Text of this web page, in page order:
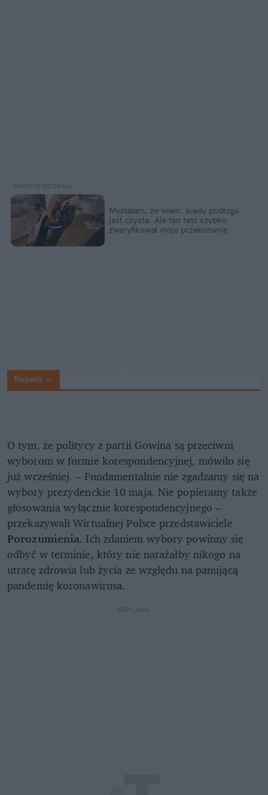
Myślałam, że wiem, kiedy podłoga
jest czysta. Ale ten test szybko
zweryfikował moje przekonanie
Rozwiń
O tym, że politycy z partii Gowina są przeciwni
wyborom w formie korespondencyjnej, mówiło się
już wcześniej. – Fundamentalnie nie zgadzamy się na
wybory prezydenckie 10 maja. Nie popieramy także
głosowania wyłącznie korespondencyjnego –
przekazywali Wirtualnej Polsce przedstawiciele
Porozumienia. Ich zdaniem wybory powinny się
odbyć w terminie, który nie narażałby nikogo na
utratę zdrowia lub życia ze względu na panującą
pandemię koronawirusa.
REKLAMA